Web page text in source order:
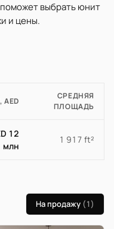
выбрать юнит
и цены.
AED
СРЕДНЯЯ
ПЛОЩАДЬ
12
млн
1 917 ft²
На продажу (1)